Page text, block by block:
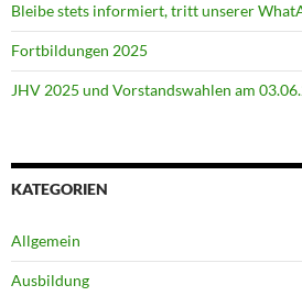
Bleibe stets informiert, tritt unserer
Fortbildungen 2025
JHV 2025 und Vorstandswahlen am
KATEGORIEN
Allgemein
Ausbildung